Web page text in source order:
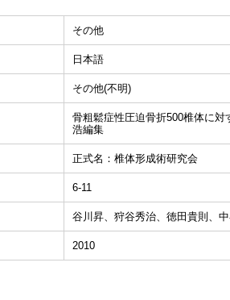
その他
日本語
その他(不明)
骨粗鬆症性圧迫骨折500椎体に
浩編集
正式名：椎体形成術研究会
6-11
谷川昇、狩谷秀治、徳田貴則、
2010